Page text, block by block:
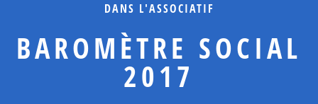
DANS L'ASSOCIATIF
BAROMÈTRE SOCIAL
2017